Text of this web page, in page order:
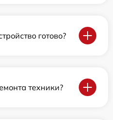
готово?
техники?